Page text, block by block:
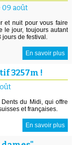
09 août
et nuit pour vous faire
le jour, toujours autant
jours de festival.
En savoir plus
3257m !
du Midi, qui offre
et françaises.
En savoir plus